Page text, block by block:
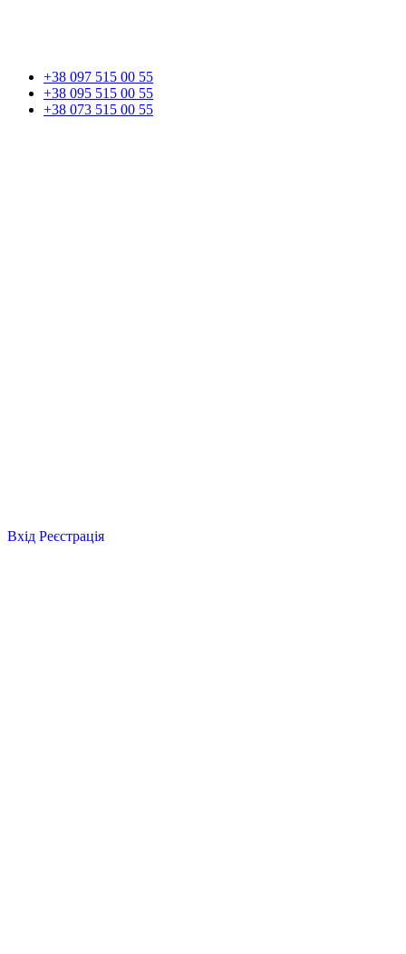
+38 097 515 00 55
+38 095 515 00 55
+38 073 515 00 55
Вхід Реєстрація